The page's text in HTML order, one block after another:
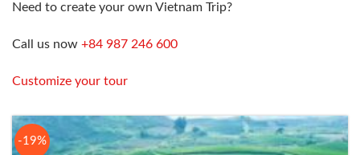
Need to create your own Vietnam Trip?
Call us now +84 987 246 600
Customize your tour
-19%